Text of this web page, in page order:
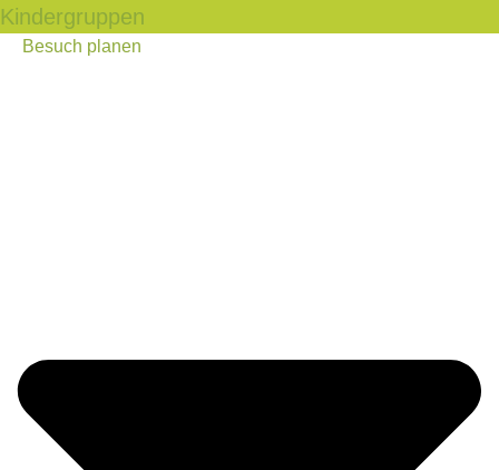
Kindergruppen
Besuch planen